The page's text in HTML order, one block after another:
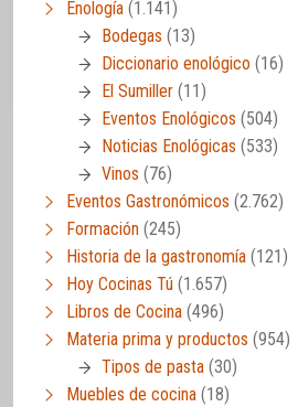
Enología (1.141)
Bodegas (13)
Diccionario enológico (16)
El Sumiller (11)
Eventos Enológicos (504)
Noticias Enológicas (533)
Vinos (76)
Eventos Gastronómicos (2.762)
Formación (245)
Historia de la gastronomía (121)
Hoy Cocinas Tú (1.657)
Libros de Cocina (496)
Materia prima y productos (954)
Tipos de pasta (30)
Muebles de cocina (18)